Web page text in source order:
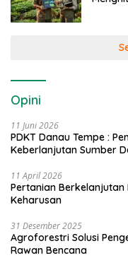
Opini
11 Juni 2026
PDKT Danau Tempe :
Keberlanjutan Sumber
11 April 2026
Pertanian Berkelanjutan
Keharusan
31 Desember 2025
Agroforestri Solusi
Rawan Bencana